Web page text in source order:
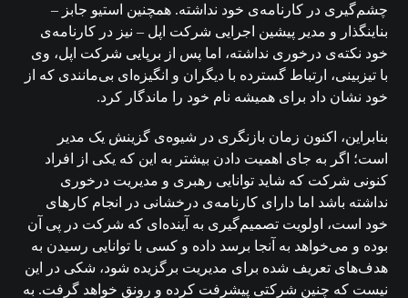
چشم‌گیری در کارنامه‌ی خود نداشته. همچنین استیو جابز –
بناینگذار و مدیر پیشین اجرایی شرکت اپل – نیز در کارنامه‌ی
خود نکته‌ی درخوری نداشته، اما پس از برپایی شرکت اپل، وی
با تیزبینی، ارتباط گسترده با دیگران و انگیزه‌ای بی‌مانندی که از
خود نشان داد برای همیشه نام خود را ماندگار کرد.
بنابراین، اکنون زمان بازنگری در شیوه‌ی گزینش یک مدیر
است؛ اگر به جای اهمیت دادن بیشتر به این که یکی از افراد
کنونی شرکت که شاید توانایی رهبری و مدیریت درخوری
نداشته باشد اما دارای کارنامه‌ی درخشانی در انجام کارهای
خود است، اولویت تصمیم‌گیری به آینده‌ای که شرکت در پی آن
بوده و می‌خواهد به آنجا برسد داده و کسی با توانایی رسیدن به
هدف‌های تعریف شده برای مدیریت برگزیده شود، شکی در این
نیست که چنین شرکتی پیشرفت کرده و رونق خواهد گرفت. به